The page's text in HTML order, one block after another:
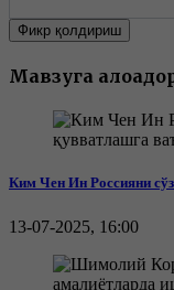
Фикр қолдириш
Мавзуга
Ким Чен Ин Россияни
13-07-2025, 16:00